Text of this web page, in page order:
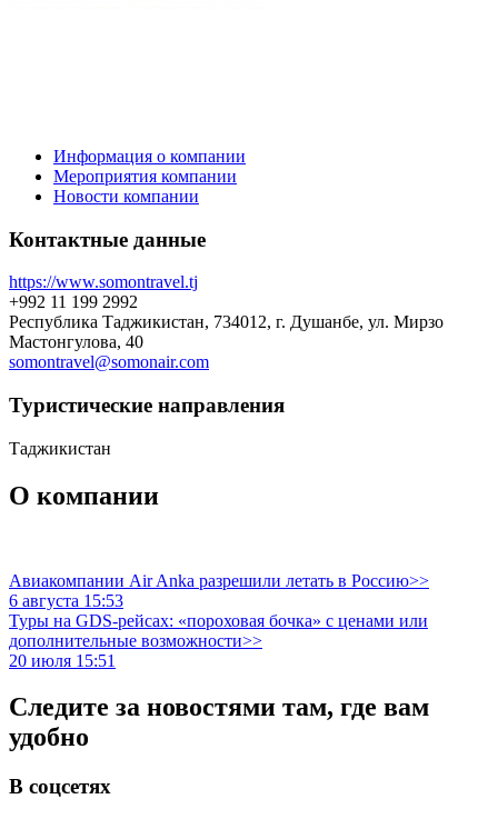
Информация о компании
Мероприятия компании
Новости компании
Контактные данные
https://www.somontravel.tj
+992 11 199 2992
Республика Таджикистан, 734012, г. Душанбе, ул. Мирзо
Мастонгулова, 40
somontravel@somonair.com
Туристическиe направления
Таджикистан
О компании
Авиакомпании Air Anka разрешили летать в Россию>>
6 августа 15:53
Туры на GDS-рейсах: «пороховая бочка» с ценами или
дополнительные возможности>>
20 июля 15:51
Следите за новостями там, где вам
удобно
В соцсетях